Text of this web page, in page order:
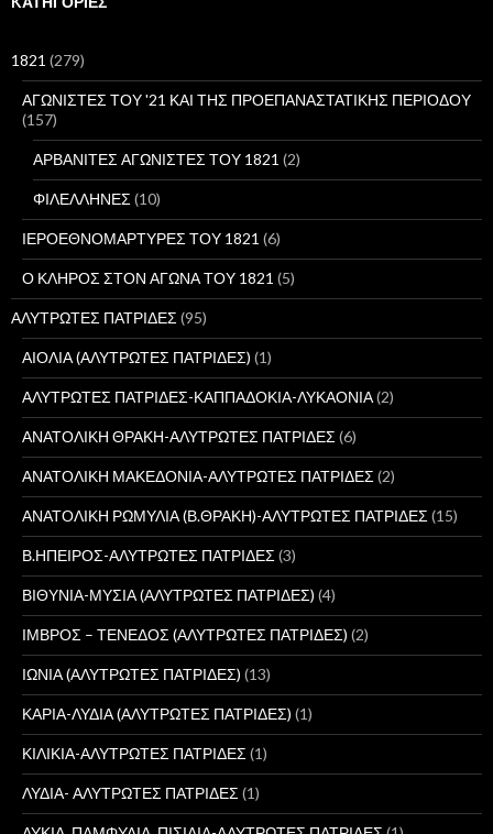
σ
1821 (279)
ΑΓΩΝΙΣΤΕΣ ΤΟΥ '21 ΚΑΙ ΤΗΣ ΠΡΟΕΠΑΝΑΣΤΑΤΙΚΗΣ ΠΕΡΙΟΔΟΥ
(157)
ΑΡΒΑΝΙΤΕΣ ΑΓΩΝΙΣΤΕΣ ΤΟΥ 1821 (2)
ΦΙΛΕΛΛΗΝΕΣ (10)
ΙΕΡΟΕΘΝΟΜΑΡΤΥΡΕΣ ΤΟΥ 1821 (6)
Ο ΚΛΗΡΟΣ ΣΤΟΝ ΑΓΩΝΑ ΤΟΥ 1821 (5)
ΑΛΥΤΡΩΤΕΣ ΠΑΤΡΙΔΕΣ (95)
ΑΙΟΛΙΑ (ΑΛΥΤΡΩΤΕΣ ΠΑΤΡΙΔΕΣ) (1)
ΑΛΥΤΡΩΤΕΣ ΠΑΤΡΙΔΕΣ-ΚΑΠΠΑΔΟΚΙΑ-ΛΥΚΑΟΝΙΑ(2)
ΑΝΑΤΟΛΙΚΗ ΘΡΑΚΗ-ΑΛΥΤΡΩΤΕΣ ΠΑΤΡΙΔΕΣ (6)
ΑΝΑΤΟΛΙΚΗ ΜΑΚΕΔΟΝΙΑ-ΑΛΥΤΡΩΤΕΣ ΠΑΤΡΙΔΕΣ (2)
ΑΝΑΤΟΛΙΚΗ ΡΩΜΥΛΙΑ (Β.ΘΡΑΚΗ)-ΑΛΥΤΡΩΤΕΣ ΠΑΤΡΙΔΕΣ (15)
Β.ΗΠΕΙΡΟΣ-ΑΛΥΤΡΩΤΕΣ ΠΑΤΡΙΔΕΣ (3)
ΒΙΘΥΝΙΑ-ΜΥΣΙΑ (ΑΛΥΤΡΩΤΕΣ ΠΑΤΡΙΔΕΣ) (4)
ΙΜΒΡΟΣ – ΤΕΝΕΔΟΣ (ΑΛΥΤΡΩΤΕΣ ΠΑΤΡΙΔΕΣ) (2)
ΙΩΝΙΑ (ΑΛΥΤΡΩΤΕΣ ΠΑΤΡΙΔΕΣ) (13)
ΚΑΡΙΑ-ΛΥΔΙΑ (ΑΛΥΤΡΩΤΕΣ ΠΑΤΡΙΔΕΣ) (1)
ΚΙΛΙΚΙΑ-ΑΛΥΤΡΩΤΕΣ ΠΑΤΡΙΔΕΣ (1)
ΛΥΔΙΑ- ΑΛΥΤΡΩΤΕΣ ΠΑΤΡΙΔΕΣ (1)